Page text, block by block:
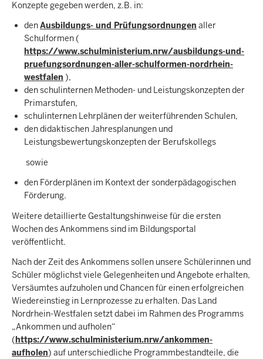
Konzepte gegeben werden, z.B. in:
denAusbildungs- und Prüfungsordnungen aller
Schulformen (
https://www.schulministerium.nrw/ausbildungs-und-
pruefungsordnungen-aller-schulformen-nordrhein-
westfalen ),
den schulinternen Methoden- und Leistungskonzepten der
Primarstufen,
schulinternen Lehrplänen der weiterführenden Schulen,
den didaktischen Jahresplanungen und
Leistungsbewertungskonzepten der Berufskollegs
sowie
den Förderplänen im Kontext der sonderpädagogischen
Förderung.
Weitere detaillierte Gestaltungshinweise für die ersten
Wochen des Ankommens sind im Bildungsportal
veröffentlicht.
Nach der Zeit des Ankommens sollen unsere Schülerinnen und
Schüler möglichst viele Gelegenheiten und Angebote erhalten,
Versäumtes aufzuholen und Chancen für einen erfolgreichen
Wiedereinstieg in Lernprozesse zu erhalten. Das Land
Nordrhein-Westfalen setzt dabei im Rahmen des Programms
„Ankommen und aufholen“
(https://www.schulministerium.nrw/ankommen-
aufholen) auf unterschiedliche Programmbestandteile, die